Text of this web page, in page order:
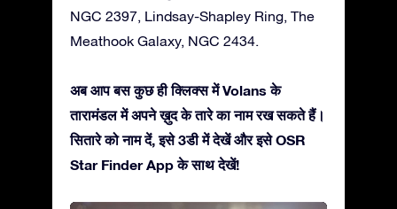
NGC 2397, Lindsay-Shapley Ring, The
Meathook Galaxy, NGC 2434.
अब आप बस कुछ ही क्लिक्स में Volans के
तारामंडल में अपने ख़ुद के तारे का नाम रख सकते हैं।
सितारे को नाम दें, इसे 3डी में देखें और इसे OSR
Star Finder App के साथ देखें!